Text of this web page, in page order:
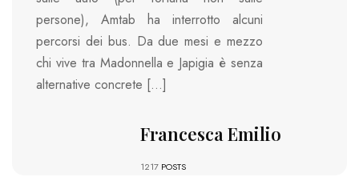
persone), Amtab ha interrotto alcuni
percorsi dei bus. Da due mesi e mezzo
chi vive tra Madonnella e Japigia è senza
alternative concrete […]
Francesca Emilio
1217 POSTS